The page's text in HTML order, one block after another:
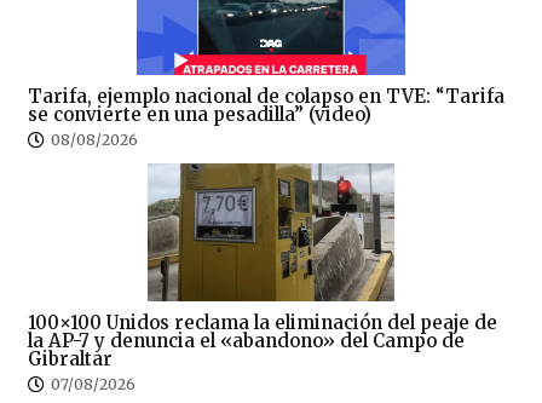
Tarifa, ejemplo nacional de colapso en TVE: “Tarifa
se convierte en una pesadilla” (video)
08/08/2026
100×100 Unidos reclama la eliminación del peaje de
la AP-7 y denuncia el «abandono» del Campo de
Gibraltar
07/08/2026